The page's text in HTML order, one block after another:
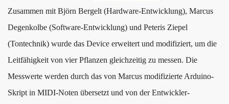
Zusammen mit Björn Bergelt (Hardware-Entwicklung), Marcus
Degenkolbe (Software-Entwicklung) und Peteris Ziepel
(Tontechnik) wurde das Device erweitert und modifiziert, um die
Leitfähigkeit von vier Pflanzen gleichzeitig zu messen. Die
Messwerte werden durch das von Marcus modifizierte Arduino-
Skript in MIDI-Noten übersetzt und von der Entwickler-